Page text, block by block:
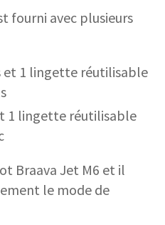
fourni avec plusieurs
1 lingette réutilisable
1 lingette réutilisable
Braava Jet M6 et il
le mode de